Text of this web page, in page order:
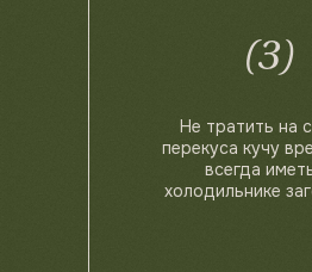
Не тратить на
перекуса кучу
всегда
холодильнике
(3)